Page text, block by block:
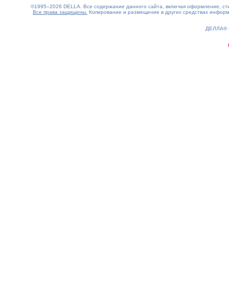
©1995–2026 DELLA. Все содержание данного сайта, включая оформление,
Все права защищены. Копирование и размещение в других средствах